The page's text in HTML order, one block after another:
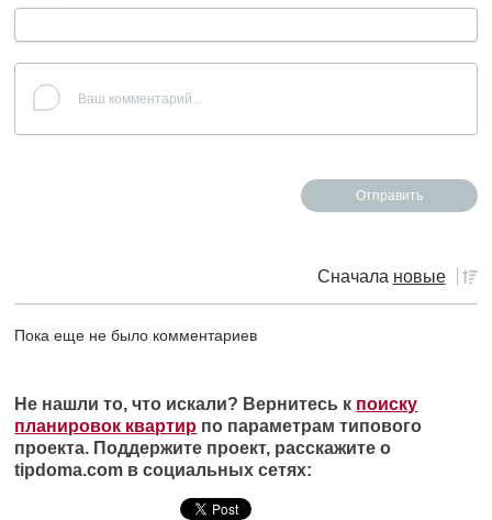
Сначала новые
Пока еще не было комментариев
Не нашли то, что искали? Вернитесь к поиску
планировок квартир по параметрам типового
проекта. Поддержите проект, расскажите о
tipdoma.com в социальных сетях: